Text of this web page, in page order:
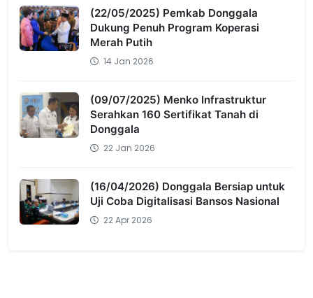
(22/05/2025) Pemkab Donggala
Dukung Penuh Program Koperasi
Merah Putih
14 Jan 2026
(09/07/2025) Menko Infrastruktur
Serahkan 160 Sertifikat Tanah di
Donggala
22 Jan 2026
(16/04/2026) Donggala Bersiap untuk
Uji Coba Digitalisasi Bansos Nasional
22 Apr 2026